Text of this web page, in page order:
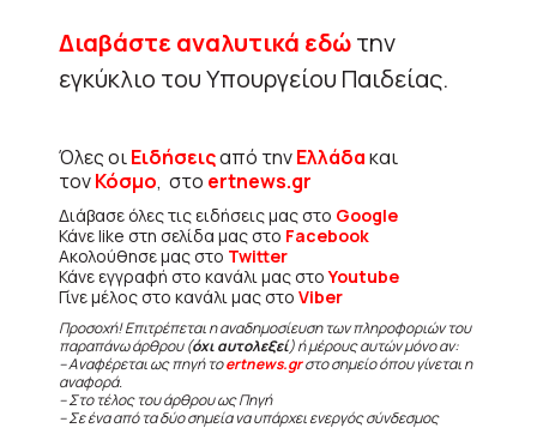
Διαβάστε αναλυτικά εδώτην
εγκύκλιο του Υπουργείου Παιδείας.
Όλες οιΕιδήσειςαπό τηνΕλλάδακαι
τονΚόσμο, στο ertnews.gr
Διάβασε όλες τις ειδήσεις μας στο Google
Κάνε like στη σελίδα μας στο Facebook
Ακολούθησε μας στο Twitter
Κάνε εγγραφή στο κανάλι μας στοYoutube
Γίνε μέλος στο κανάλι μας στο Viber
Προσοχή! Επιτρέπεται η αναδημοσίευση των πληροφοριών του
παραπάνω άρθρου (όχι αυτολεξεί) ή μέρους αυτών μόνο αν:
– Αναφέρεται ως πηγή τοertnews.grστο σημείο όπου γίνεται η
αναφορά.
– Στο τέλος του άρθρου ως Πηγή
– Σε ένα από τα δύο σημεία να υπάρχει ενεργός σύνδεσμος